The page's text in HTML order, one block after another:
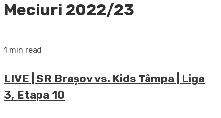
Meciuri 2022/23
1 min read
LIVE | SR Brașov vs. Kids Tâmpa | Liga
3, Etapa 10